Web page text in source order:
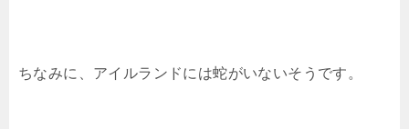
ちなみに、アイルランドには蛇がいないそうです。